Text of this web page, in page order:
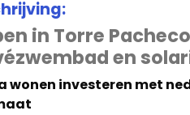
in Torre
en
wonen investeren met